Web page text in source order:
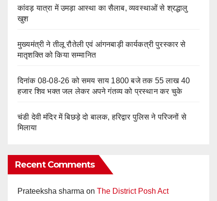
कांवड़ यात्रा में उमड़ा आस्था का सैलाब, व्यवस्थाओं से श्रद्धालु
खुश
मुख्यमंत्री ने तीलू रौतेली एवं आंगनबाड़ी कार्यकत्री पुरस्कार से
मातृशक्ति को किया सम्मानित
दिनांक 08-08-26 को समय साय 1800 बजे तक 55 लाख 40
हजार शिव भक्त जल लेकर अपने गंतव्य को प्रस्थान कर चुके
चंडी देवी मंदिर में बिछड़े दो बालक, हरिद्वार पुलिस ने परिजनों से
मिलाया
Recent Comments
Prateeksha sharma on The District Posh Act